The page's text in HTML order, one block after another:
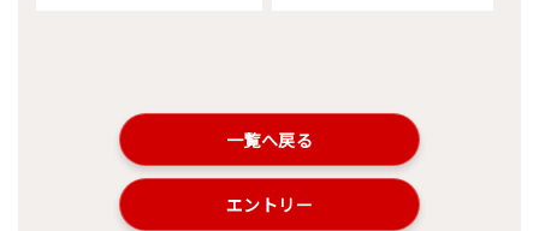
一覧へ戻る
エントリー